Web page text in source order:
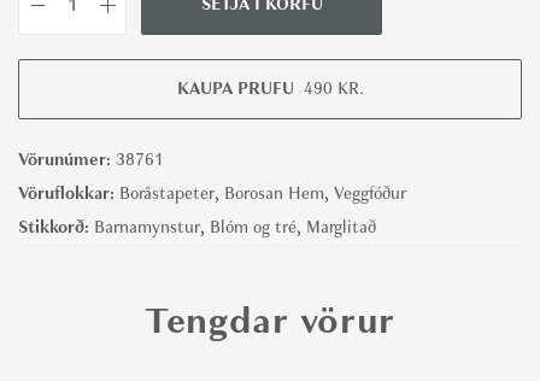
j
a
-
B
KAUPA PRUFU 490 KR.
Vörunúmer: 38761
Vöruflokkar: Boråstapeter, Borosan Hem, Veggfóður
Stikkorð: Barnamynstur, Blóm og tré, Marglitað
Tengdar vörur